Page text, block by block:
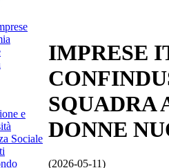
e
Sociale
IMPRESE
SQUADRA
DONNE
(2026-05-11)